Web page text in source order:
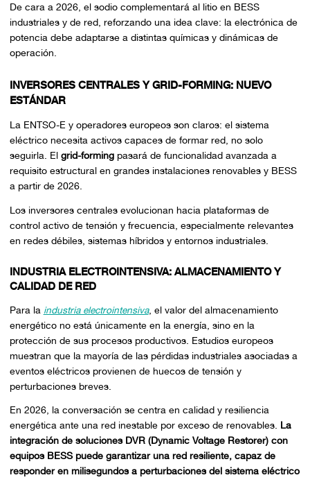
De cara a 2026, el sodio complementará al litio en BESS
industriales y de red, reforzando una idea clave: la electrónica de
potencia debe adaptarse a distintas químicas y dinámicas de
operación.
INVERSORES CENTRALES Y GRID-FORMING: NUEVO
ESTÁNDAR
La ENTSO-E y operadores europeos son claros: el sistema
eléctrico necesita activos capaces de formar red, no solo
seguirla. El grid-formingpasará de funcionalidad avanzada a
requisito estructural en grandes instalaciones renovables y BESS
a partir de 2026.
Los inversores centrales evolucionan hacia plataformas de
control activo de tensión y frecuencia, especialmente relevantes
en redes débiles, sistemas híbridos y entornos industriales.
INDUSTRIA ELECTROINTENSIVA: ALMACENAMIENTO Y
CALIDAD DE RED
Para la industria electrointensiva, el valor del almacenamiento
energético no está únicamente en la energía, sino en la
protección de sus procesos productivos. Estudios europeos
muestran que la mayoría de las pérdidas industriales asociadas a
eventos eléctricos provienen de huecos de tensión y
perturbaciones breves.
En 2026, la conversación se centra en calidad y resiliencia
energética ante una red inestable por exceso de renovables. La
integración de soluciones DVR (Dynamic Voltage Restorer) con
equipos BESS puede garantizar una red resiliente, capaz de
responder en milisegundos a perturbaciones del sistema eléctrico